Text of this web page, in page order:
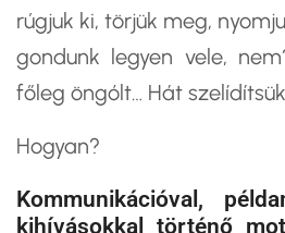
rúgjuk ki, törjük meg,
gondunk legyen vele,
főleg öngólt… Hát
​Hogyan?
Kommunikációval,
kihívásokkal történő